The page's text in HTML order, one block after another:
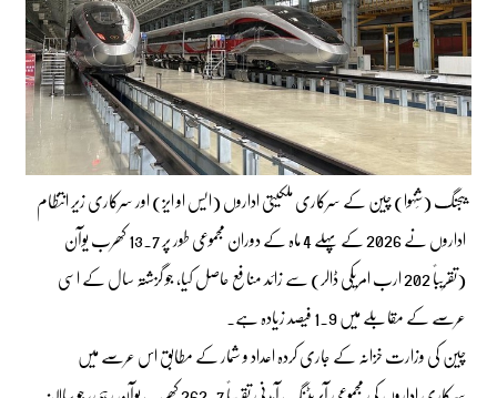
بیجنگ (شِنہوا) چین کے سرکاری ملکیتی اداروں (ایس او ایز) اور سرکاری زیر انتظام
اداروں نے 2026 کے پہلے 4 ماہ کے دوران مجموعی طور پر 13.7 کھرب یوآن
(تقریباً 202 ارب امریکی ڈالر) سے زائد منافع حاصل کیا، جو گزشتہ سال کے اسی
عرصے کے مقابلے میں 1.9 فیصد زیادہ ہے۔
چین کی وزارت خزانہ کے جاری کردہ اعداد و شمار کے مطابق اس عرصے میں